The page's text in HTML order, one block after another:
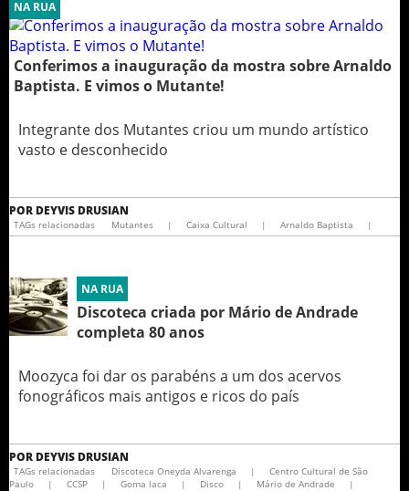
NA RUA
Conferimos a inauguração da mostra sobre Arnaldo
Baptista. E vimos o Mutante!
Integrante dos Mutantes criou um mundo artístico
vasto e desconhecido
POR DEYVIS DRUSIAN
TAGs relacionadas Mutantes | Caixa Cultural | Arnaldo Baptista |
NA RUA
Discoteca criada por Mário de Andrade
completa 80 anos
Moozyca foi dar os parabéns a um dos acervos
fonográficos mais antigos e ricos do país
POR DEYVIS DRUSIAN
TAGs relacionadas Discoteca Oneyda Alvarenga |
Centro Cultural de São
Paulo
| CCSP | Goma laca | Disco | Mário de Andrade |